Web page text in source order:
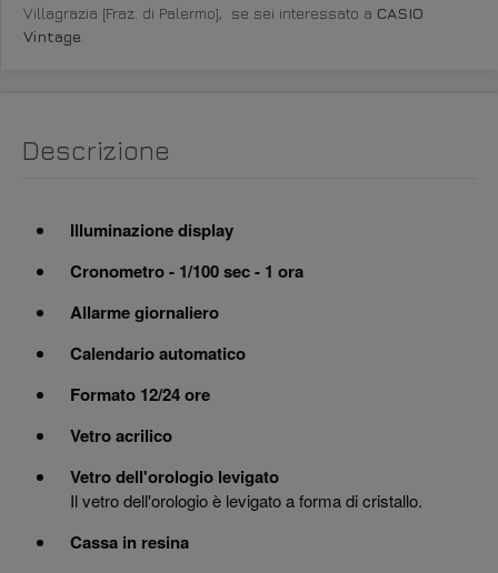
Villagrazia [Fraz. di Palermo], se sei interessato a CASIO
Vintage
Descrizione
Illuminazione display
Cronometro - 1/100 sec - 1 ora
Allarme giornaliero
Calendario automatico
Formato 12/24 ore
Vetro acrilico
Vetro dell'orologio levigato
Il vetro dell'orologio è levigato a forma di cristallo.
Cassa in resina